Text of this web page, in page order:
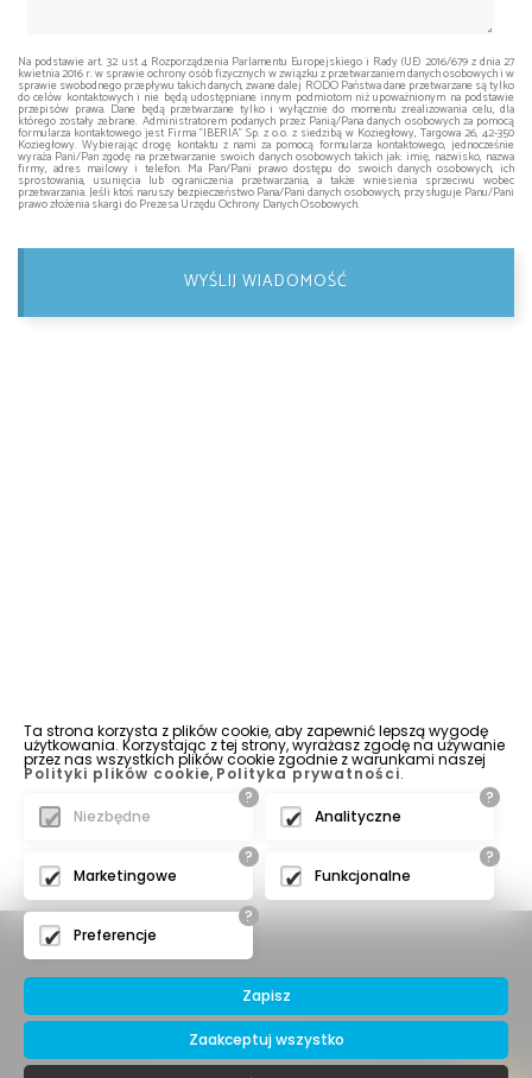
Na podstawie art. 32 ust 4 Rozporządzenia Parlamentu Europejskiego i Rady (UE) 2016/679 z dnia 27
kwietnia 2016 r. w sprawie ochrony osób fizycznych w związku z przetwarzaniem danych osobowych i w
sprawie swobodnego przepływu takich danych, zwane dalej RODO Państwa dane przetwarzane są tylko
do celów kontaktowych i nie będą udostępniane innym podmiotom niż upoważnionym na podstawie
przepisów prawa. Dane będą przetwarzane tylko i wyłącznie do momentu zrealizowania celu, dla
którego zostały zebrane. Administratorem podanych przez Panią/Pana danych osobowych za pomocą
formularza kontaktowego jest Firma "IBERIA" Sp. z o.o. z siedzibą w Koziegłowy, Targowa 26, 42-350
Koziegłowy. Wybierając drogę kontaktu z nami za pomocą formularza kontaktowego, jednocześnie
wyraża Pani/Pan zgodę na przetwarzanie swoich danych osobowych takich jak: imię, nazwisko, nazwa
firmy, adres mailowy i telefon. Ma Pan/Pani prawo dostępu do swoich danych osobowych, ich
sprostowania, usunięcia lub ograniczenia przetwarzania, a także wniesienia sprzeciwu wobec
przetwarzania. Jeśli ktoś naruszy bezpieczeństwo Pana/Pani danych osobowych, przysługuje Panu/Pani
prawo złożenia skargi do Prezesa Urzędu Ochrony Danych Osobowych.
WYŚLIJ WIADOMOŚĆ
Ta strona korzysta z plików cookie, aby zapewnić lepszą wygodę
użytkowania. Korzystając z tej strony, wyrażasz zgodę na używanie
przez nas wszystkich plików cookie zgodnie z warunkami naszej
Polityki plików cookie, Polityka prywatności.
?
Niezbędne
?
Analityczne
?
Marketingowe
?
Funkcjonalne
?
Preferencje
Zapisz
Zaakceptuj wszystko